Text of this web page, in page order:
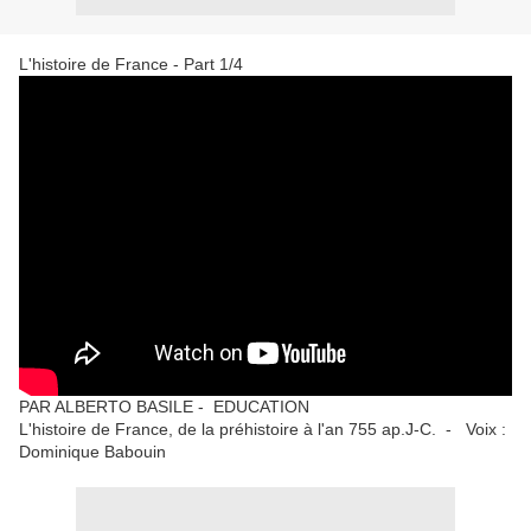
L'histoire de France - Part 1/4
PAR ALBERTO BASILE - EDUCATION
L'histoire de France, de la préhistoire à l'an 755 ap.J-C. - Voix :
Dominique Babouin